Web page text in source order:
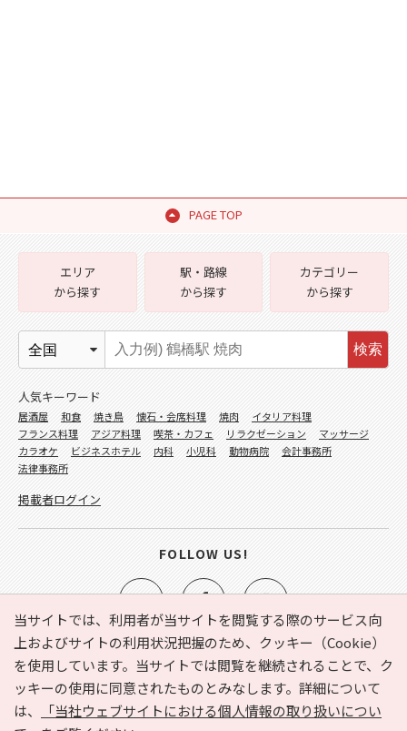
PAGE TOP
当サイトでは、利用者が当サイトを閲覧する際のサービス向
上およびサイトの利用状況把握のため、クッキー（Cookie）
を使用しています。当サイトでは閲覧を継続されることで、ク
ッキーの使用に同意されたものとみなします。詳細について
は、
「当社ウェブサイトにおける個人情報の取り扱いについ
e-NAVITA（イーナビタ）とは？ お気に入り
ヘルプ
利用規約
個人情報の取り扱いについて
運営会社
サイトマップ
広告掲載に関するお問い合わせ
エリア
から探す
駅・路線
から探す
カテゴリー
から探す
検索
人気キーワード
居酒屋 和食 焼き鳥 懐石・会席料理 焼肉
イタリア料理
フランス料理
アジア料理 喫茶・カフェ リラクゼーション
マッサージ
カラオケ
ビジネスホテル 内科 小児科 動物病院
会計事務所
法律事務所
掲載者ログイン
FOLLOW US!